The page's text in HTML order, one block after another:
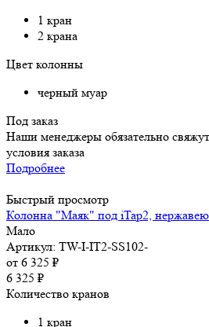
1 кран
2 крана
Цвет колонны
черный муар
Под заказ
Наши менеджеры обязательно
условия заказа
Подробнее
Быстрый просмотр
Колонна "Маяк" под iTap2,
Мало
Артикул: TW-I-IT2-SS102-
от 6 325 ₽
6 325 ₽
Количество кранов
1 кран